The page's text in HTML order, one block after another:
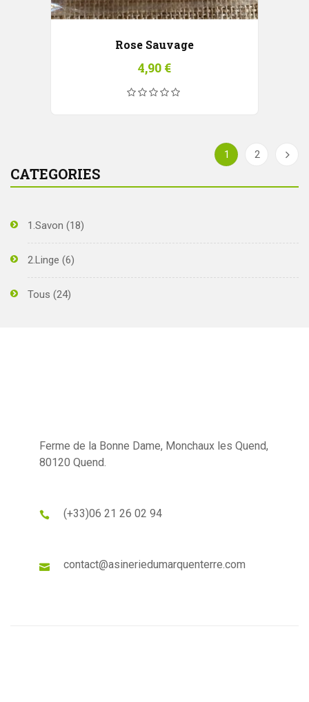
CATEGORIES
1.Savon (18)
2.Linge (6)
Tous (24)
Rose Sauvage
4,90 €
1 2
Ferme de la Bonne Dame, Monchaux les Quend,
80120 Quend.
(+33)06 21 26 02 94
contact@asineriedumarquenterre.com